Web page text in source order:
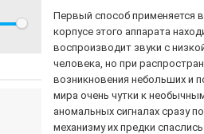
Первый способ применяется в
корпусе этого аппарата
воспроизводит звуки с
человека, но при
возникновения небольших и
мира очень чутки к
аномальных сигналах сразу
механизму их предки